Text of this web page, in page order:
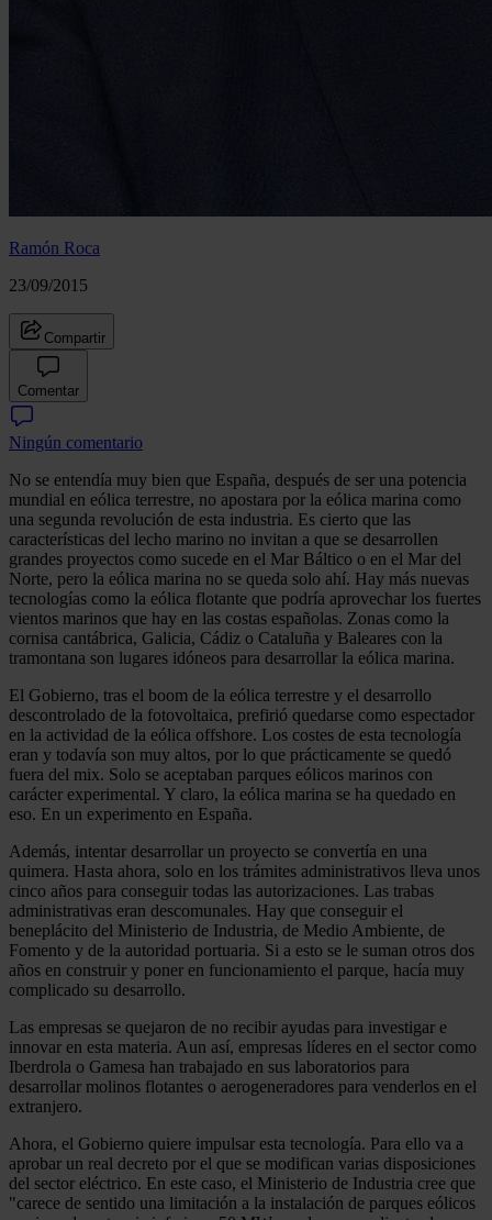
Ramón Roca
23/09/2015
Compartir
Comentar
Ningún comentario
No se entendía muy bien que España, después de ser una potencia
mundial en eólica terrestre, no apostara por la eólica marina como
una segunda revolución de esta industria. Es cierto que las
características del lecho marino no invitan a que se desarrollen
grandes proyectos como sucede en el Mar Báltico o en el Mar del
Norte, pero la eólica marina no se queda solo ahí. Hay más nuevas
tecnologías como la eólica flotante que podría aprovechar los fuertes
vientos marinos que hay en las costas españolas. Zonas como la
cornisa cantábrica, Galicia, Cádiz o Cataluña y Baleares con la
tramontana son lugares idóneos para desarrollar la eólica marina.
El Gobierno, tras el boom de la eólica terrestre y el desarrollo
descontrolado de la fotovoltaica, prefirió quedarse como espectador
en la actividad de la eólica offshore. Los costes de esta tecnología
eran y todavía son muy altos, por lo que prácticamente se quedó
fuera del mix. Solo se aceptaban parques eólicos marinos con
carácter experimental. Y claro, la eólica marina se ha quedado en
eso. En un experimento en España.
Además, intentar desarrollar un proyecto se convertía en una
quimera. Hasta ahora, solo en los trámites administrativos lleva unos
cinco años para conseguir todas las autorizaciones. Las trabas
administrativas eran descomunales. Hay que conseguir el
beneplácito del Ministerio de Industria, de Medio Ambiente, de
Fomento y de la autoridad portuaria. Si a esto se le suman otros dos
años en construir y poner en funcionamiento el parque, hacía muy
complicado su desarrollo.
Las empresas se quejaron de no recibir ayudas para investigar e
innovar en esta materia. Aun así, empresas líderes en el sector como
Iberdrola o Gamesa han trabajado en sus laboratorios para
desarrollar molinos flotantes o aerogeneradores para venderlos en el
extranjero.
Ahora, el Gobierno quiere impulsar esta tecnología. Para ello va a
aprobar un real decreto por el que se modifican varias disposiciones
del sector eléctrico. En este caso, el Ministerio de Industria cree que
"carece de sentido una limitación a la instalación de parques eólicos